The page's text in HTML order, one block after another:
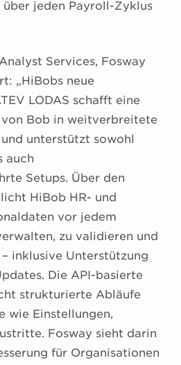
über jeden Payroll-Zyklus
Services, Fosway
„HiBobs neue
LODAS schafft eine
Bob in weitverbreitete
unterstützt sowohl
auch
Setups. Über den
HiBob HR- und
vor jedem
zu validieren und
inklusive Unterstützung
Die API-basierte
strukturierte Abläufe
wie Einstellungen,
Fosway sieht darin
für Organisationen